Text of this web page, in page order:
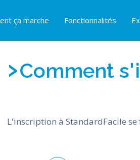
ça marche Fonctionnalités
Comment
L'inscription à StandardFacile